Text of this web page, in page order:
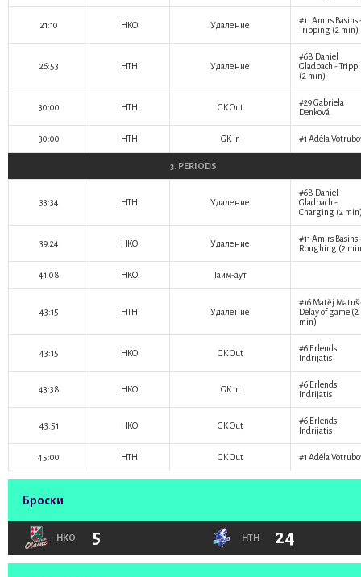
21:10 HKO Удаление #11 Amirs Basins
Tripping (2 min)
26:53 HTH Удаление
#68 Daniel
Gladbach -
(2 min)
30:00 HTH GK Out #29Gabriela
Denková
30:00 HTH GK In #1 Adéla
3. PERIODS
33:34 HTH Удаление
#68 Daniel
Gladbach -
Charging (2
39:24 HKO Удаление #11 Amirs Basins
Roughing (2
41:08 HKO Тайм-аут
43:15 HTH Удаление
#16Matěj Matuš
Delay of game (2
min)
43:15 HKO GK Out #6 Erlends
Indrijatis
43:38 HKO GK In #6 Erlends
Indrijatis
43:51 HKO GK Out #6 Erlends
Indrijatis
45:00 HTH GK Out #1 Adéla
Броски
HKO 5 HTH 24